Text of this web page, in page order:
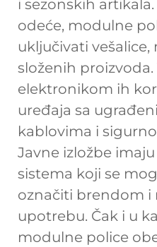
i sezonskih
odeće, modulne
uključivati
složenih
elektronikom ih
uređaja sa
kablovima i
Javne izložbe
sistema koji se
označiti brendom i
upotrebu. Čak i u
modulne police